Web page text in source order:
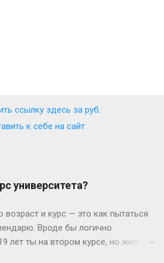
ссылку здесь за руб.
к себе на сайт
университета?
возраст и курс — это как пытаться
Вроде бы логично
лет ты на втором курсе, но жизнь-